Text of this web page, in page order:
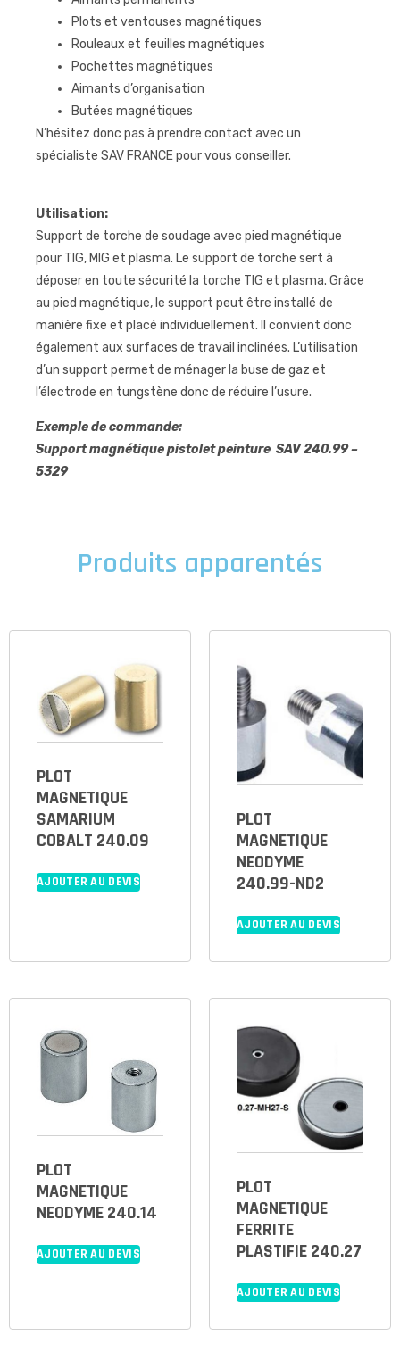
Plots et ventouses magnétiques
Rouleaux et feuilles magnétiques
Pochettes magnétiques
Aimants d’organisation
Butées magnétiques
N’hésitez donc pas à prendre contact avec un
spécialiste SAV FRANCE pour vous conseiller.
Utilisation:
Support de torche de soudage avec pied magnétique
pour TIG, MIG et plasma. Le support de torche sert à
déposer en toute sécurité la torche TIG et plasma. Grâce
au pied magnétique, le support peut être installé de
manière fixe et placé individuellement. Il convient donc
également aux surfaces de travail inclinées. L’utilisation
d’un support permet de ménager la buse de gaz et
l’électrode en tungstène donc de réduire l’usure.
Exemple de commande:
Support magnétique pistolet peinture SAV 240.99 –
5329
Produits apparentés
PLOT
MAGNETIQUE
SAMARIUM
COBALT 240.09
AJOUTER AU DEVIS
PLOT
MAGNETIQUE
NEODYME
240.99-ND2
AJOUTER AU DEVIS
PLOT
MAGNETIQUE
NEODYME 240.14
AJOUTER AU DEVIS
PLOT
MAGNETIQUE
FERRITE
PLASTIFIE 240.27
AJOUTER AU DEVIS